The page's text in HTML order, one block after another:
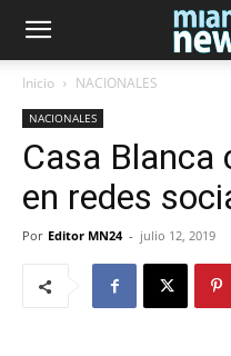
Inicio NACIONALES
NACIONALES
Casa Blanca
en redes
Por Editor MN24 - julio 12, 2019